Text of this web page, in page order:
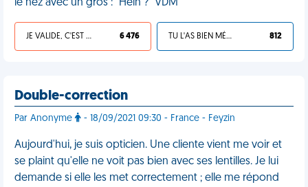
le nez avec un gros : "Hein ?" VDM
JE VALIDE, C'EST UNE VDM 6 476 TU L'AS BIEN MÉRITÉ 812
Double-correction
Par Anonyme - 18/09/2021 09:30 - France - Feyzin
Aujourd'hui, je suis opticien. Une cliente vient me voir et
se plaint qu'elle ne voit pas bien avec ses lentilles. Je lui
demande si elle les met correctement ; elle me répond